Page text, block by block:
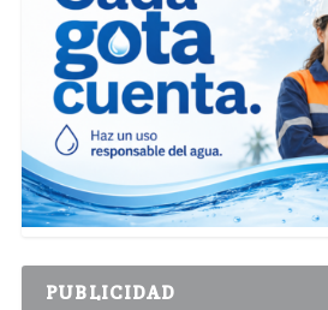
PUBLICIDAD